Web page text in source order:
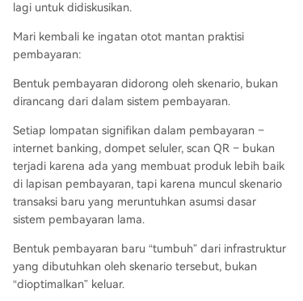
lagi untuk didiskusikan.
Mari kembali ke ingatan otot mantan praktisi
pembayaran:
Bentuk pembayaran didorong oleh skenario, bukan
dirancang dari dalam sistem pembayaran.
Setiap lompatan signifikan dalam pembayaran –
internet banking, dompet seluler, scan QR – bukan
terjadi karena ada yang membuat produk lebih baik
di lapisan pembayaran, tapi karena muncul skenario
transaksi baru yang meruntuhkan asumsi dasar
sistem pembayaran lama.
Bentuk pembayaran baru “tumbuh” dari infrastruktur
yang dibutuhkan oleh skenario tersebut, bukan
“dioptimalkan” keluar.